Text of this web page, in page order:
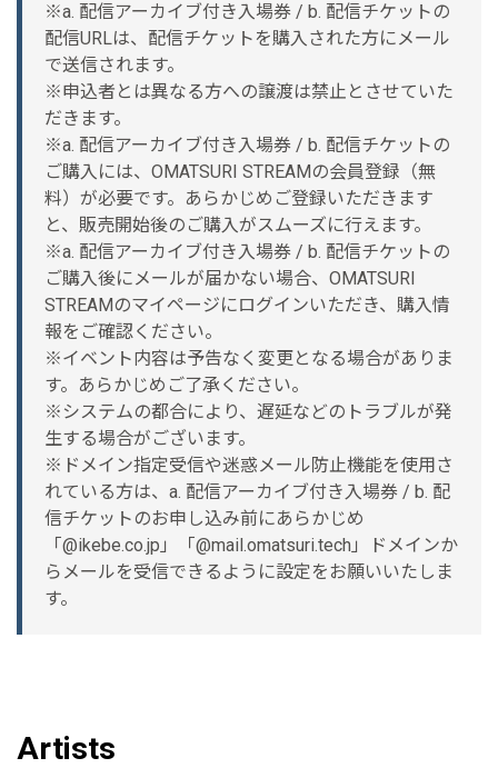
※a. 配信アーカイブ付き入場券 / b. 配信チケットの
配信URLは、配信チケットを購入された方にメール
で送信されます。
※申込者とは異なる方への譲渡は禁止とさせていた
だきます。
※a. 配信アーカイブ付き入場券 / b. 配信チケットの
ご購入には、OMATSURI STREAMの会員登録（無
料）が必要です。あらかじめご登録いただきます
と、販売開始後のご購入がスムーズに行えます。
※a. 配信アーカイブ付き入場券 / b. 配信チケットの
ご購入後にメールが届かない場合、OMATSURI
STREAMのマイページにログインいただき、購入情
報をご確認ください。
※イベント内容は予告なく変更となる場合がありま
す。あらかじめご了承ください。
※システムの都合により、遅延などのトラブルが発
生する場合がございます。
※ドメイン指定受信や迷惑メール防止機能を使用さ
れている方は、a. 配信アーカイブ付き入場券 / b. 配
信チケットのお申し込み前にあらかじめ
「@ikebe.co.jp」「@mail.omatsuri.tech」ドメインか
らメールを受信できるように設定をお願いいたしま
す。
Artists